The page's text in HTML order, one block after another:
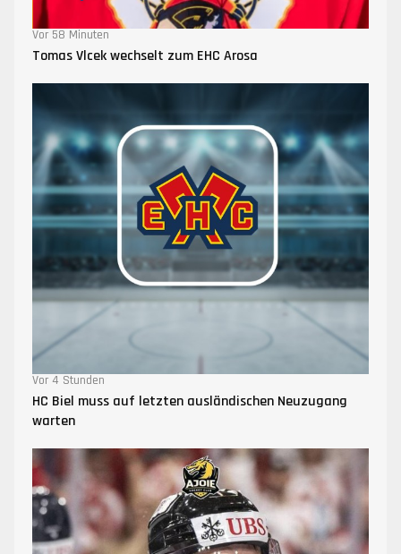
Vor 58 Minuten
Tomas Vlcek wechselt zum EHC Arosa
Vor 4 Stunden
HC Biel muss auf letzten ausländischen Neuzugang
warten